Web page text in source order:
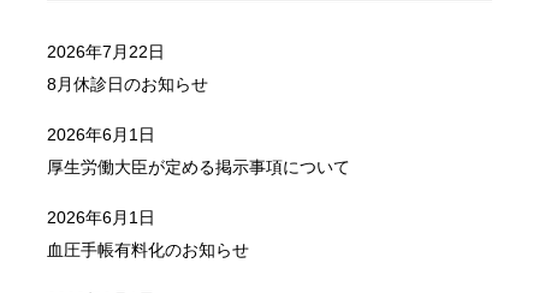
2026年7月22日
8月休診日のお知らせ
2026年6月1日
厚生労働大臣が定める掲示事項について
2026年6月1日
血圧手帳有料化のお知らせ